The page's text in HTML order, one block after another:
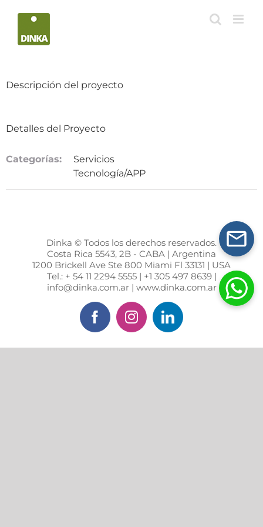
Descripción del proyecto
Detalles del Proyecto
Categorías:
Servicios
Tecnología/APP
Dinka © Todos los derechos reservados.
Costa Rica 5543, 2B - CABA | Argentina
1200 Brickell Ave Ste 800 Miami Fl 33131 | USA
Tel.: + 54 11 2294 5555 | +1 305 497 8639 |
info@dinka.com.ar | www.dinka.com.ar
FacebookInstagramLinkedIn